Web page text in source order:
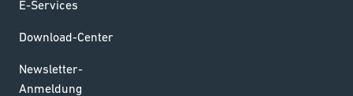
E-Services
Download-Center
Newsletter-
Anmeldung